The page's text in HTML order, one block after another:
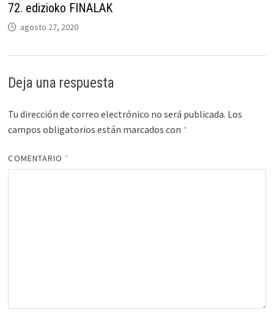
72. edizioko FINALAK
agosto 27, 2020
Deja una respuesta
Tu dirección de correo electrónico no será publicada. Los
campos obligatorios están marcados con *
COMENTARIO *